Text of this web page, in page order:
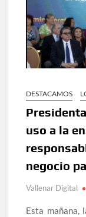
DESTACAMOS
uso a la
negocio
Vallenar Digital
Esta mañana,